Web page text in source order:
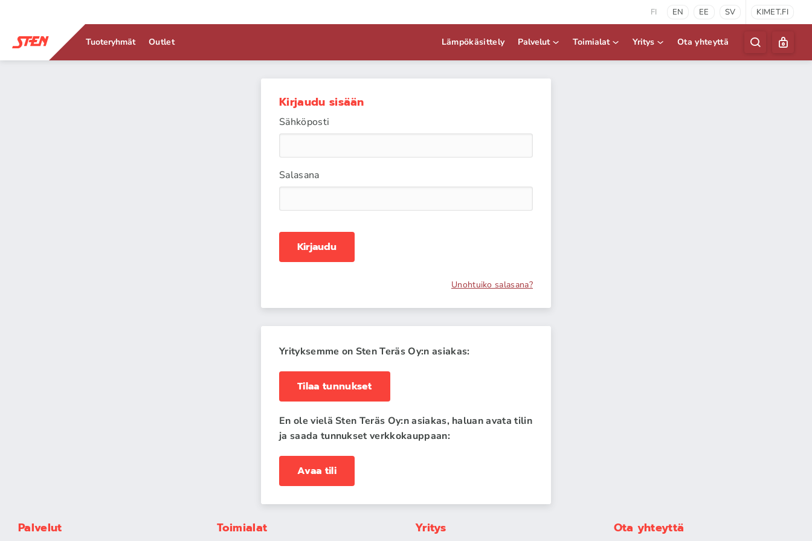
FI EN EE SV KIMET.FI
Tuoteryhmät Outlet Lämpökäsittely Palvelut Toimialat Yritys Ota yhteyttä
Kirjaudu sisään
Sähköposti
Salasana
Kirjaudu
Unohtuiko salasana?
Yrityksemme on Sten Teräs Oy:n asiakas:
Tilaa tunnukset
En ole vielä Sten Teräs Oy:n asiakas, haluan avata tilin
ja saada tunnukset verkkokauppaan:
Avaa tili
Palvelut Toimialat Yritys Ota yhteyttä